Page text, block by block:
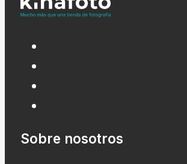
Sobre nosotros